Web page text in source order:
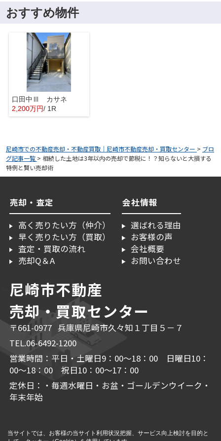
おすすめ物件
口田中Ⅲ カサネ
2,200万円/ 1R
尼崎市での不動産売却・不動産買取｜尼崎市不動産売却・買取センター > ブロ
グ記事一覧 > 相続した土地は3年以内の売却で節税に！？知らないと大損する
特例と賢い売却術
売却・査定
高く売りたい方（仲介）
早く売りたい方（買取）
査定・買取の流れ
売却Q＆A
会社情報
選ばれる理由
お客様の声
会社概要
お問い合わせ
尼崎市不動産
売却・買取センター
〒661-0977 兵庫県尼崎市久々知１丁目５－７
TEL.06-6492-1200
営業時間：平日・土曜日9：00～18：00 日曜日10：
00～18：00 祝日10：00～17：00
定休日：・毎週水曜日・お盆・ゴールデンウイーク・
年末年始
当サイトでは、お客様の当サイト利用状況把握、サービス向上検討を目的と